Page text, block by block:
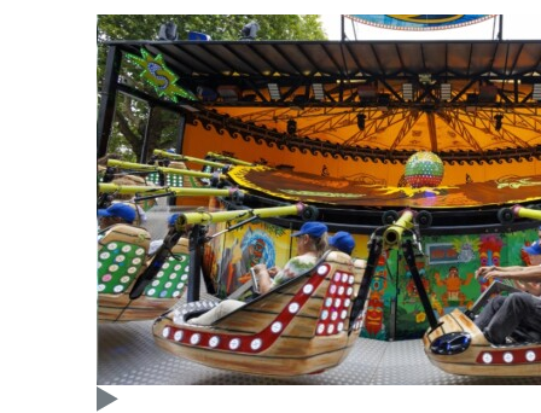
07 août 2026 Consulter l'article "Foire du Midi: les
Les Bruxellois respectent mieux les
zones 30 ?